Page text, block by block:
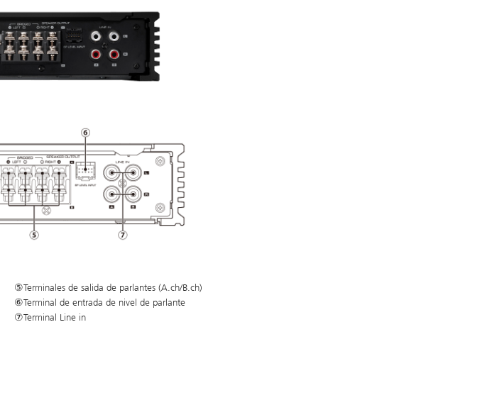
⑤Terminales de salida de parlantes (A.ch/B.ch)
⑥Terminal de entrada de nivel de parlante
⑦Terminal Line in